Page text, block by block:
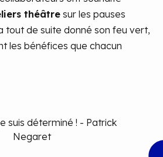
théâtre sur les pauses
tout de suite donné son feu vert,
les bénéfices que chacun
suis déterminé ! - Patrick
Negaret